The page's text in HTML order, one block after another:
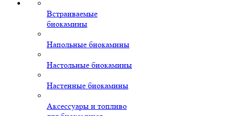
Встраиваемые
биокамины
Напольные биокамины
Настольные биокамины
Настенные биокамины
Аксессуары и топливо